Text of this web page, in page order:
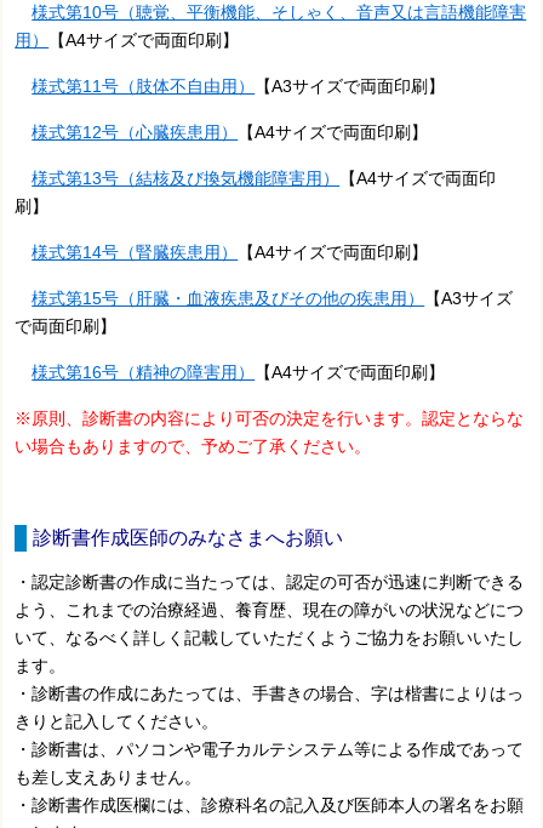
様式第10号（聴覚、平衡機能、そしゃく、音声又は言語機能障害
用）
【A4サイズで両面印刷】
様式第11号（肢体不自由用） 【A3サイズで両面印刷】
様式第12号（心臓疾患用） 【A4サイズで両面印刷】
様式第13号（結核及び換気機能障害用）
【A4サイズで両面印
刷】
様式第14号（腎臓疾患用） 【A4サイズで両面印刷】
様式第15号（肝臓・血液疾患及びその他の疾患用）
【A3サイズ
で両面印刷】
様式第16号（精神の障害用） 【A4サイズで両面印刷】
※原則、診断書の内容により可否の決定を行います。認定とならな
い場合もありますので、予めご了承ください。
診断書作成医師のみなさまへお願い
・認定診断書の作成に当たっては、認定の可否が迅速に判断できる
よう、これまでの治療経過、養育歴、現在の障がいの状況などにつ
いて、なるべく詳しく記載していただくようご協力をお願いいたし
ます。
・診断書の作成にあたっては、手書きの場合、字は楷書によりはっ
きりと記入してください。
・診断書は、パソコンや電子カルテシステム等による作成であって
も差し支えありません。
・診断書作成医欄には、診療科名の記入及び医師本人の署名をお願